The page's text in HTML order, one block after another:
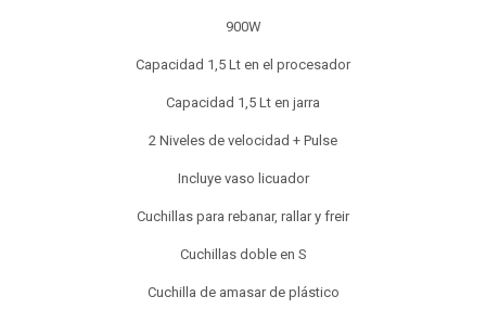
900W
Capacidad 1,5 Lt en el procesador
Capacidad 1,5 Lt en jarra
2 Niveles de velocidad + Pulse
Incluye vaso licuador
Cuchillas para rebanar, rallar y freir
Cuchillas doble en S
Cuchilla de amasar de plástico